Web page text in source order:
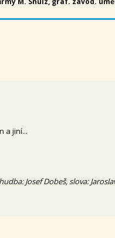
a jiní...
Josef Dobeš, slova: